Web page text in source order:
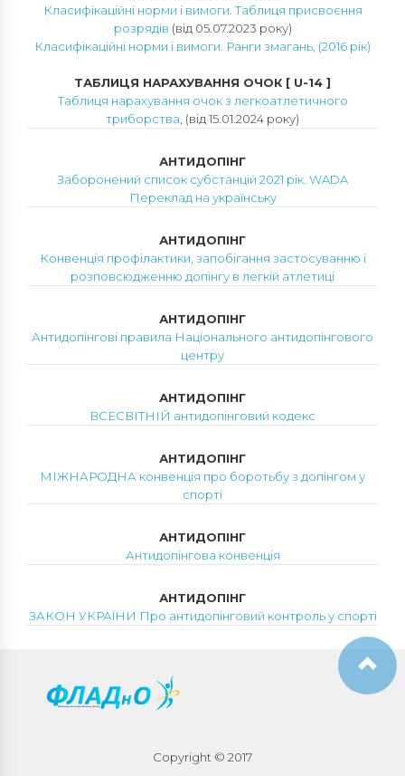
Класифікаційні норми і вимоги. Таблиця присвоєння
розрядів (від 05.07.2023 року)
Класифікаційні норми і вимоги. Ранги змагань, (2016 рік)
ТАБЛИЦЯ НАРАХУВАННЯ ОЧОК [ U-14 ]
Таблиця нарахування очок з легкоатлетичного
триборства , (від 15.01.2024 року)
АНТИДОПІНГ
Заборонений список субстанцій 2021 рік. WADA
Переклад на українську
АНТИДОПІНГ
Конвенція профілактики, запобігання застосуванню і
розповсюдженню допінгу в легкій атлетиці
АНТИДОПІНГ
Антидопінгові правила Національного антидопінгового
центру
АНТИДОПІНГ
ВСЕСВІТНІЙ антидопінговий кодекс
АНТИДОПІНГ
МІЖНАРОДНА конвенція про боротьбу з допінгом у
спорті
АНТИДОПІНГ
Антидопінгова конвенція
АНТИДОПІНГ
ЗАКОН УКРАЇНИ Про антидопінговий контроль у спорті
Copyright © 2017